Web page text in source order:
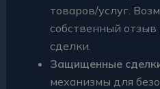
товаров/услуг.
собственный
сделки.
Защищенные
механизмы для